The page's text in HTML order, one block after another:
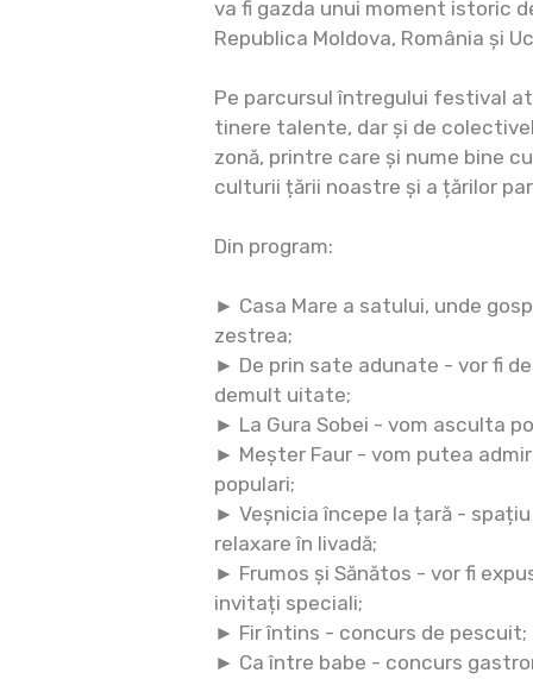
va fi gazda unui moment istoric
Republica Moldova, România și
Pe parcursul întregului festival
tinere talente, dar și de
zonă, printre care și nume bine
culturii țării noastre și a țărilor
Din program:
► Casa Mare a satului, unde
zestrea;
► De prin sate adunate - vor fi
demult uitate;
► La Gura Sobei - vom asculta
► Meșter Faur - vom putea
populari;
► Veșnicia începe la țară -
relaxare în livadă;
► Frumos și Sănătos - vor fi
invitați speciali;
► Fir întins - concurs de pescuit;
► Ca între babe - concurs